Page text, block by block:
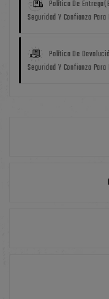
Política De Entrega
Seguridad Y Confianza
Política De
Seguridad Y Confianza